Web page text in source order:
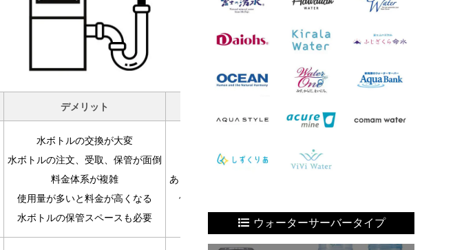
デメリット
水ボトルの交換が大変
水ボトルの注文、受取、保管が面倒
料金体系が複雑
使用量が多いと料金が高くなる
水ボトルの保管スペースも必要
キャンペーン特典が欲しい
あまり水を使わないので最安がいい
備蓄水として保管しておきたい
水ボトルが苦にならない
アルピナウォーター
ウォーターサーバータイプ